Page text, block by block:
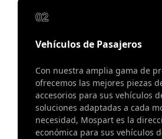
02
Vehículos de Pasajeros
Con nuestra amplia gama de
ofrecemos las mejores piezas
accesorios para sus vehículos
soluciones adaptadas a cada
necesidad, Mospart es la
económica para sus vehículos